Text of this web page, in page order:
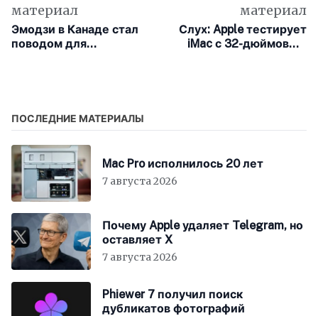
материал
Эмодзи в Канаде стал
поводом для
материал
Слух: Apple тестирует
iMac с 32-дюймовым
ПОСЛЕДНИЕ МАТЕРИАЛЫ
Mac Pro исполнилось 20 лет
7 августа 2026
Почему Apple удаляет Telegram, но
оставляет X
7 августа 2026
Phiewer 7 получил поиск
дубликатов фотографий